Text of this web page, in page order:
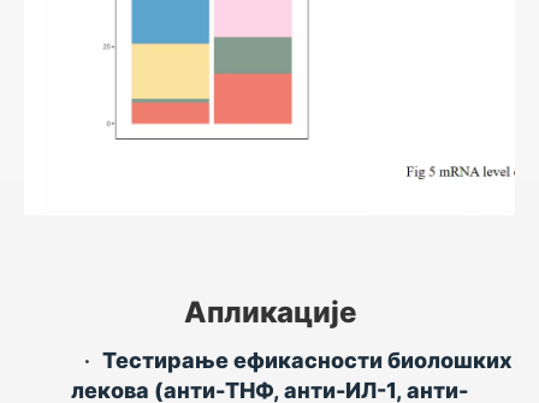
Апликације
• Тестирање ефикасности биолошких
лекова (анти-ТНФ, анти-ИЛ-1, анти-